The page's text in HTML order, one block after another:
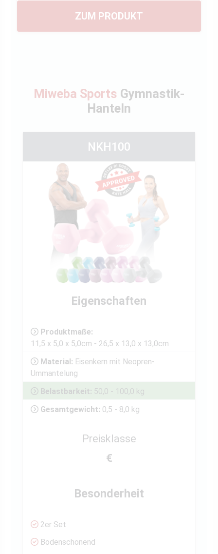
ZUM PRODUKT
Miweba Sports Gymnastik-
Hanteln
NKH100
Eigenschaften
Produktmaße:
11,5 x 5,0 x 5,0cm - 26,5 x 13,0 x 13,0cm
Material: Eisenkern mit Neopren-
Ummantelung
Belastbarkeit: 50,0 - 100,0 kg
Gesamtgewicht: 0,5 - 8,0 kg
Preisklasse
€
Besonderheit
2er Set
Bodenschonend